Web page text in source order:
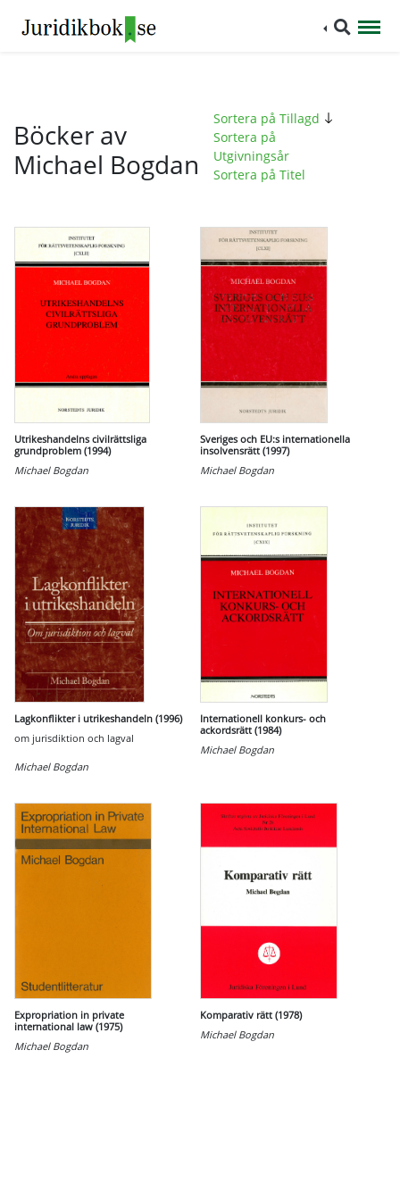
Böcker av
Michael Bogdan
Sortera på Tillagd
Sortera på
Utgivningsår
Sortera på Titel
Utrikeshandelns civilrättsliga
grundproblem (1994)
Michael Bogdan
Sveriges och EU:s internationella
insolvensrätt (1997)
Michael Bogdan
Lagkonflikter i utrikeshandeln (1996)
om jurisdiktion och lagval
Michael Bogdan
Internationell konkurs- och
ackordsrätt (1984)
Michael Bogdan
Expropriation in private
international law (1975)
Michael Bogdan
Komparativ rätt (1978)
Michael Bogdan